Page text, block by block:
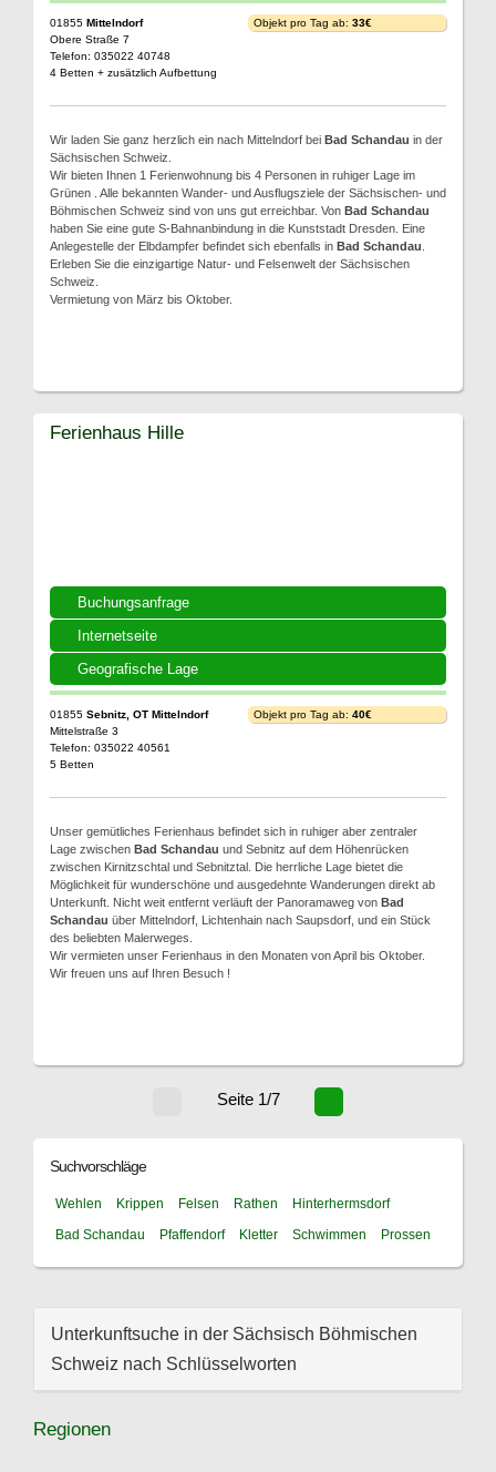
01855 Mittelndorf
Obere Straße 7
Telefon: 035022 40748
4 Betten + zusätzlich Aufbettung
Objekt pro Tag ab: 33€
Wir laden Sie ganz herzlich ein nach Mittelndorf bei Bad Schandau in der
Sächsischen Schweiz.
Wir bieten Ihnen 1 Ferienwohnung bis 4 Personen in ruhiger Lage im
Grünen . Alle bekannten Wander- und Ausflugsziele der Sächsischen- und
Böhmischen Schweiz sind von uns gut erreichbar. Von Bad Schandau
haben Sie eine gute S-Bahnanbindung in die Kunststadt Dresden. Eine
Anlegestelle der Elbdampfer befindet sich ebenfalls in Bad Schandau
Erleben Sie die einzigartige Natur- und Felsenwelt der Sächsischen
Schweiz.
Vermietung von März bis Oktober.
Buchungsanfrage
Internetseite
Geografische Lage
Ferienhaus Hille
01855 Sebnitz, OT Mittelndorf
Mittelstraße 3
Telefon: 035022 40561
5 Betten
Objekt pro Tag ab: 40€
Unser gemütliches Ferienhaus befindet sich in ruhiger aber zentraler
Lage zwischen Bad Schandau und Sebnitz auf dem Höhenrücken
zwischen Kirnitzschtal und Sebnitztal. Die herrliche Lage bietet die
Möglichkeit für wunderschöne und ausgedehnte Wanderungen direkt ab
Unterkunft. Nicht weit entfernt verläuft der Panoramaweg von Bad
Schandau über Mittelndorf, Lichtenhain nach Saupsdorf, und ein Stück
des beliebten Malerweges.
Wir vermieten unser Ferienhaus in den Monaten von April bis Oktober.
Wir freuen uns auf Ihren Besuch !
Seite 1/7
Suchvorschläge
Wehlen Krippen Felsen Rathen
Hinterhermsdorf
Bad Schandau
Pfaffendorf Kletter Schwimmen Prossen
Unterkunftsuche in der Sächsisch Böhmischen
Schweiz nach Schlüsselworten
Regionen